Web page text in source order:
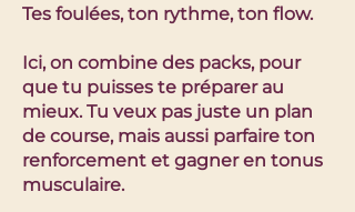
Tes foulées, ton rythme, ton flow.
Ici, on combine des packs, pour
que tu puisses te préparer au
mieux. Tu veux pas juste un plan
de course, mais aussi parfaire ton
renforcement et gagner en tonus
musculaire.